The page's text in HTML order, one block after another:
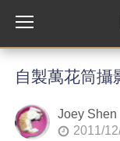
自製萬花筒攝
Joey Shen
2011/